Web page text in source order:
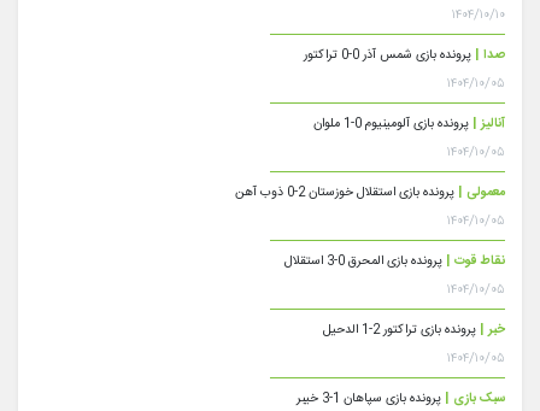
۱۴۰۴/۱۰/۱۰
صدا | پرونده بازی شمس آذر 0-0 تراکتور
۱۴۰۴/۱۰/۰۵
آنالیز | پرونده بازی آلومینیوم 0-1 ملوان
۱۴۰۴/۱۰/۰۵
معمولی | پرونده بازی استقلال خوزستان 2-0 ذوب آهن
۱۴۰۴/۱۰/۰۵
نقاط قوت | پرونده بازی المحرق 0-3 استقلال
۱۴۰۴/۱۰/۰۵
خبر | پرونده بازی تراکتور 2-1 الدحیل
۱۴۰۴/۱۰/۰۵
سبک بازی | پرونده بازی سپاهان 1-3 خیبر